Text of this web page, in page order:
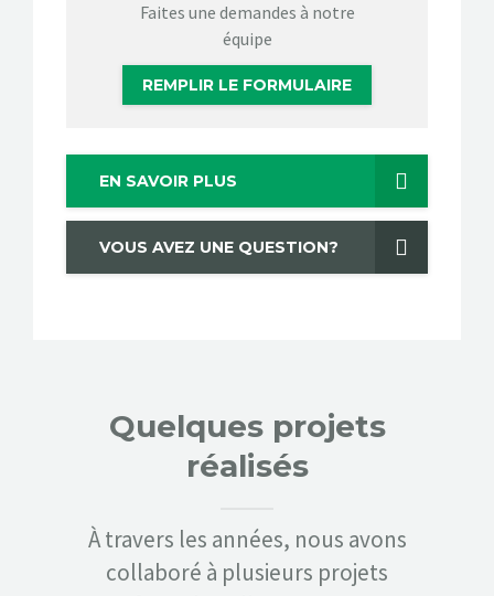
Faites une demandes à notre
équipe
REMPLIR LE FORMULAIRE
EN SAVOIR PLUS
VOUS AVEZ UNE QUESTION?
Quelques projets
réalisés
À travers les années, nous avons
collaboré à plusieurs projets